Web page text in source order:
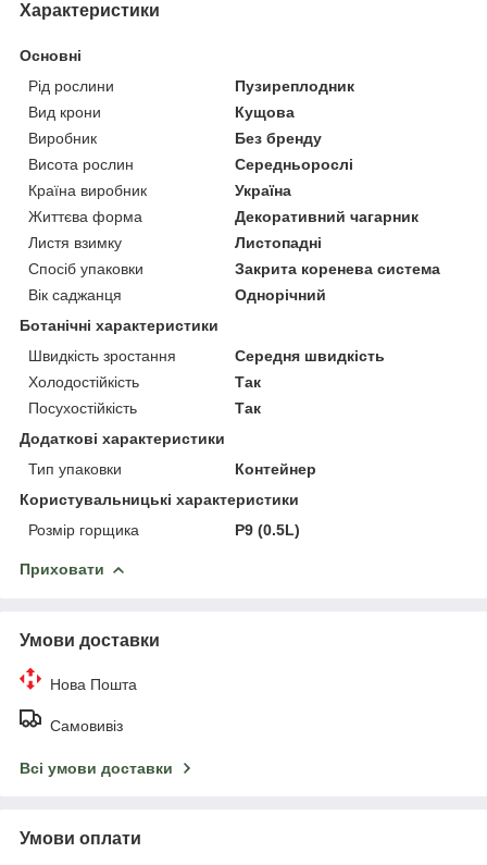
Характеристики
Основні
Рід рослини
Пузиреплодник
Вид крони
Кущова
Виробник
Без бренду
Висота рослин
Середньорослі
Країна виробник
Україна
Життєва форма
Декоративний чагарник
Листя взимку
Листопадні
Спосіб упаковки
Закрита коренева система
Вік саджанця
Однорічний
Ботанічні характеристики
Швидкість зростання
Середня швидкість
Холодостійкість
Так
Посухостійкість
Так
Додаткові характеристики
Тип упаковки
Контейнер
Користувальницькі характеристики
Розмір горщика
P9 (0.5L)
Приховати
Умови доставки
Нова Пошта
Самовивіз
Всі умови доставки
Умови оплати